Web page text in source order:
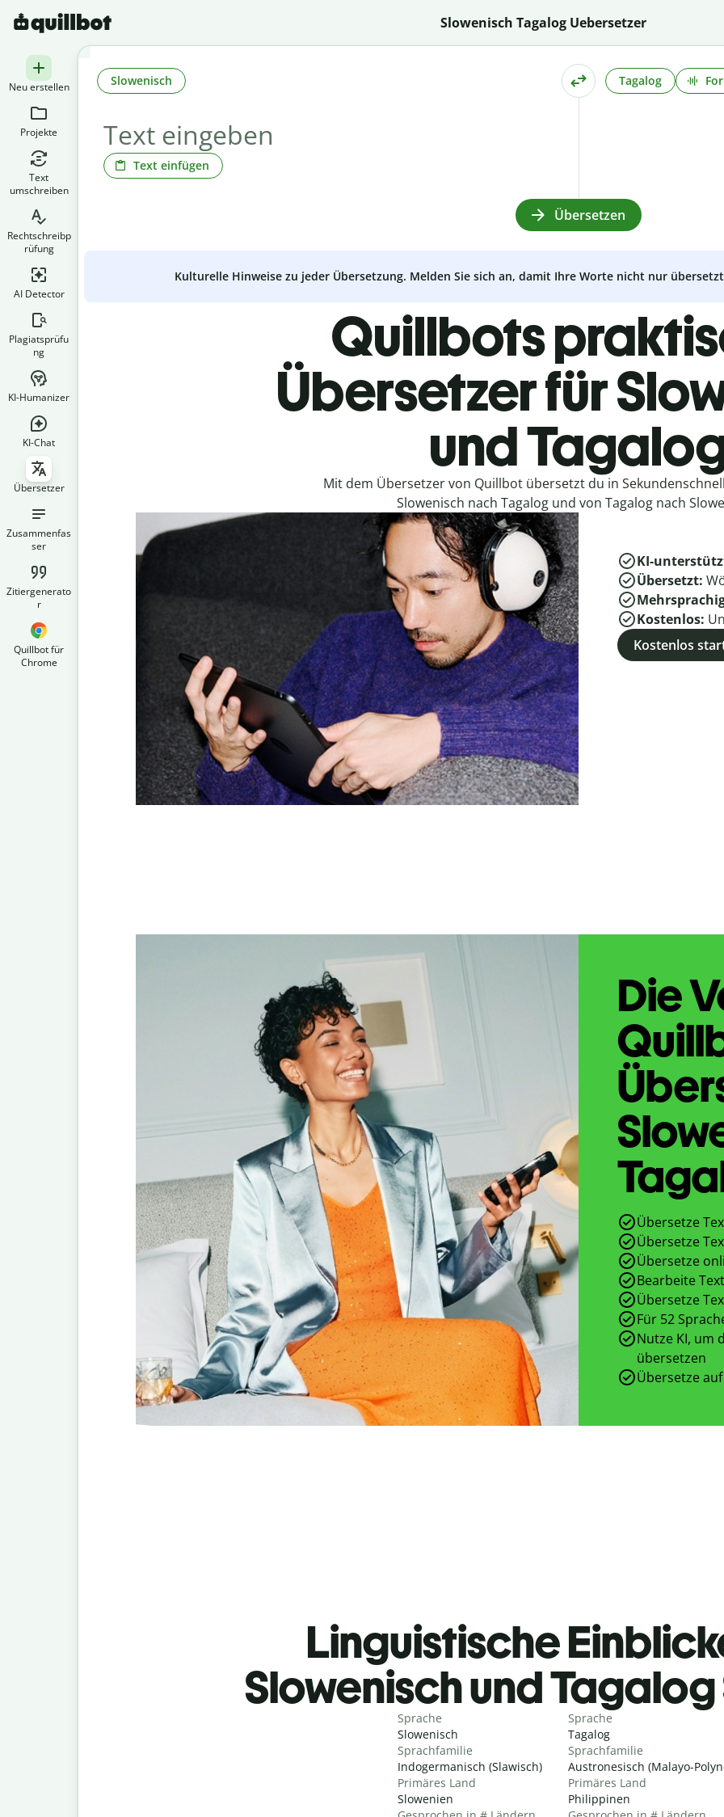
Slowenisch Tagalog Uebersetzer
Neu erstellen
Projekte
Text
umschreiben
Rechtschreibp
rüfung
AI Detector
Plagiatsprüfu
ng
KI-Humanizer
KI-Chat
Übersetzer
Zusammenfas
ser
Zitiergenerato
r
Quillbot für
Chrome
Text einfügen
Slowenisch Tagalog
Übersetzen
Kulturelle Hinweise zu jeder Übersetzung. Melden Sie sich an, damit Ihre Worte nicht nur
Quillbots
Übersetzer für
und
Mit dem Übersetzer von Quillbot übersetzt du in
Slowenisch nach Tagalog und von Tagalog nach
KI-
Übersetzt:
Kostenlos:
Kostenlos
Die
Übersetze
Übersetze
Übersetze
Bearbeite
Übersetze
Für 52
Nutze KI, um
übersetzen
Übersetze
Linguistische
Slowenisch und
Sprache
Slowenisch
Sprachfamilie
Indogermanisch (Slawisch)
Primäres Land
Slowenien
Sprache
Tagalog
Sprachfamilie
Austronesisch (Malayo-
Primäres Land
Philippinen